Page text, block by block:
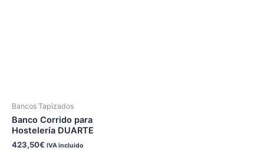
Bancos Tapizados
Banco Corrido para
Hostelería DUARTE
423,50€ IVA incluido